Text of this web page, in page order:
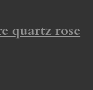
quartz rose